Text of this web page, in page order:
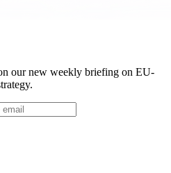
our new weekly briefing on EU-